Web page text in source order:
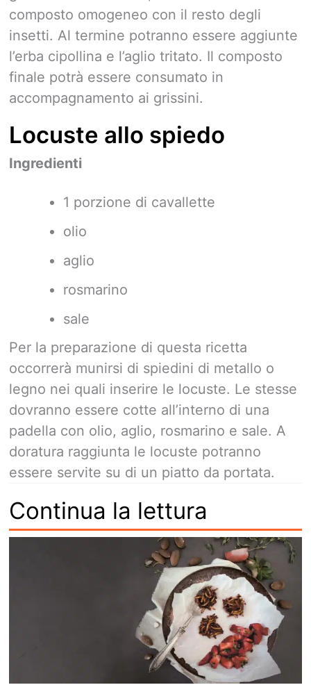
composto omogeneo con il resto degli
insetti. Al termine potranno essere aggiunte
l’erba cipollina e l’aglio tritato. Il composto
finale potrà essere consumato in
accompagnamento ai grissini.
Locuste allo spiedo
Ingredienti
1 porzione di cavallette
olio
aglio
rosmarino
sale
Per la preparazione di questa ricetta
occorrerà munirsi di spiedini di metallo o
legno nei quali inserire le locuste. Le stesse
dovranno essere cotte all’interno di una
padella con olio, aglio, rosmarino e sale. A
doratura raggiunta le locuste potranno
essere servite su di un piatto da portata.
Continua la lettura